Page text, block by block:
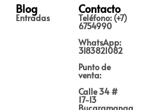
Blog
Entradas
Contacto
Teléfono: (+7)
6754990
WhatsApp:
3183821082
Punto de
venta:
Calle 34 #
17-13
Bucaramanga